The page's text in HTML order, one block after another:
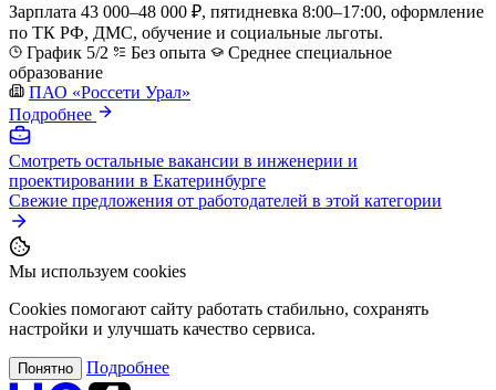
Зарплата 43 000–48 000 ₽, пятидневка 8:00–17:00, оформление
по ТК РФ, ДМС, обучение и социальные льготы.
График 5/2
Без опыта
Среднее специальное
образование
ПАО «Россети Урал»
Подробнее
Смотреть остальные вакансии в инженерии и
проектировании в Екатеринбурге
Свежие предложения от работодателей в этой категории
Мы используем cookies
Cookies помогают сайту работать стабильно, сохранять
настройки и улучшать качество сервиса.
Понятно Подробнее